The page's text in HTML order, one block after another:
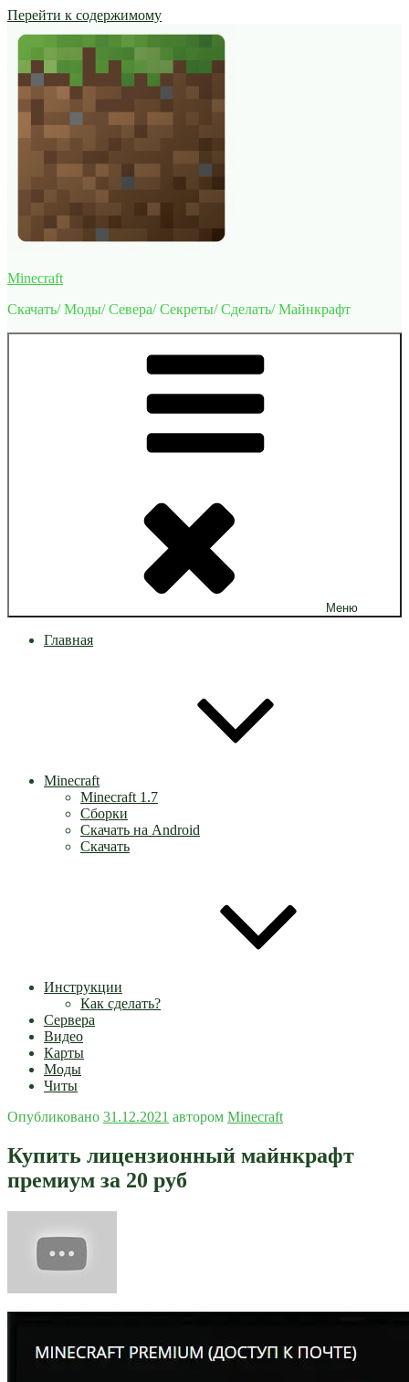
Перейти к содержимому
Minecraft
Скачать/ Моды/ Севера/ Секреты/ Сделать/ Майнкрафт
Меню
Главная
Minecraft
Minecraft 1.7
Сборки
Скачать на Android
Скачать
Инструкции
Как сделать?
Сервера
Видео
Карты
Моды
Читы
Опубликовано 31.12.2021 автором Minecraft
Купить лицензионный майнкрафт
премиум за 20 руб